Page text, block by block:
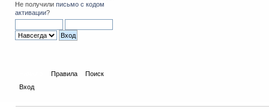
Не получили письмо с кодом
активации?
Правила
Поиск
Вход